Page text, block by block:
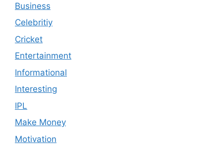
Business
Celebritiy
Cricket
Entertainment
Informational
Interesting
IPL
Make Money
Motivation